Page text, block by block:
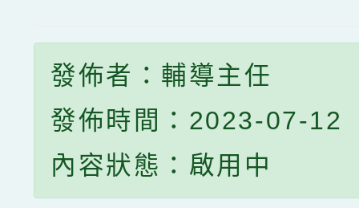
發佈者：輔導主任
發佈時間：2023-07-12
內容狀態：啟用中